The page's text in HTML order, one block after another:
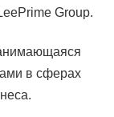
Group.
в сферах